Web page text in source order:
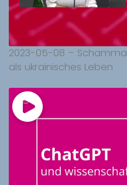
2023-05-08 –
als ukrainisches Leben